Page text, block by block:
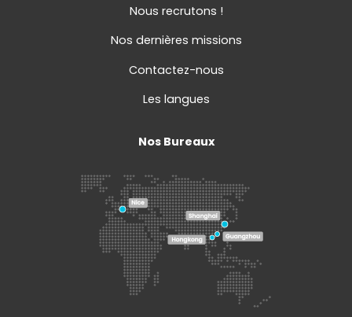
Nous recrutons !
Nos dernières missions
Contactez-nous
Les langues
Nos Bureaux